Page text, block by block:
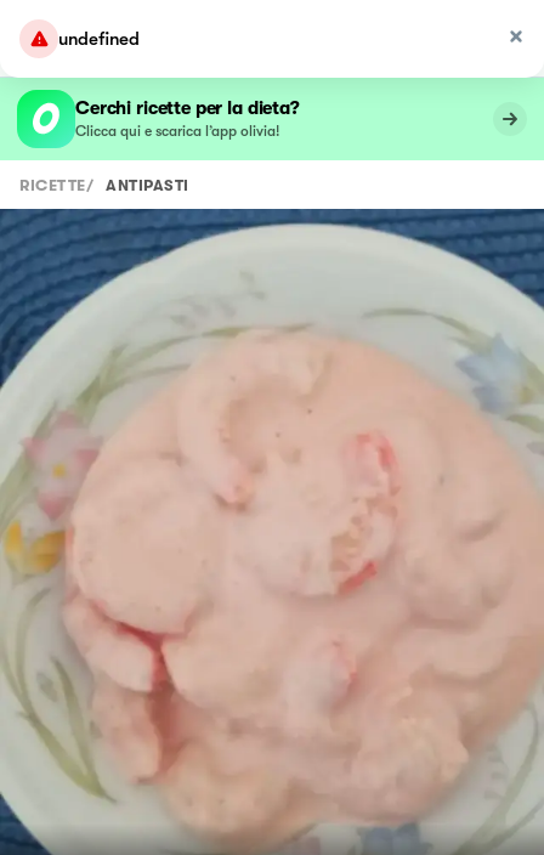
undefined
Cerchi ricette per la dieta?
Clicca qui e scarica l’app olivia!
RICETTE/ ANTIPASTI